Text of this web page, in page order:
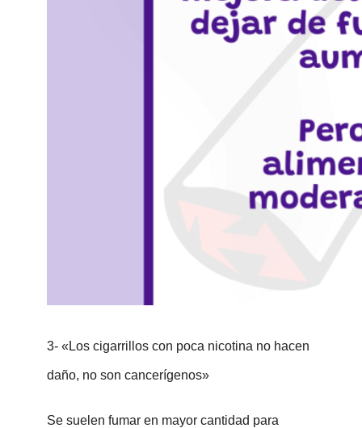
3- «Los cigarrillos con poca nicotina no hacen
daño, no son cancerígenos»
Se suelen fumar en mayor cantidad para